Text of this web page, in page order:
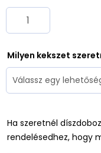
Milyen kekszet
Ha szeretnél
rendelésedhez, hogy